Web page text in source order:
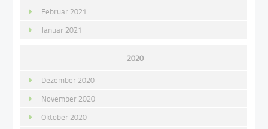
Februar 2021
Januar 2021
2020
Dezember 2020
November 2020
Oktober 2020